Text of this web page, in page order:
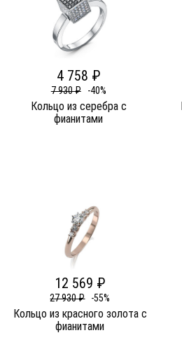
4 758 ₽
7 930 ₽ -40%
Кольцо из серебра c
фианитами
12 569 ₽
27 930 ₽ -55%
Кольцо из красного золота c
фианитами